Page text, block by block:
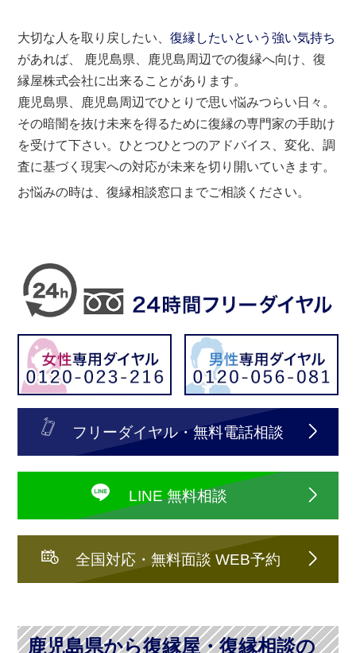
大切な人を取り戻したい、復縁したいという強い気持ち
があれば、 鹿児島県、鹿児島周辺での復縁へ向け、復
縁屋株式会社に出来ることがあります。
鹿児島県、鹿児島周辺でひとりで思い悩みつらい日々。
その暗闇を抜け未来を得るために復縁の専門家の手助け
を受けて下さい。ひとつひとつのアドバイス、変化、調
査に基づく現実への対応が未来を切り開いていきます。
お悩みの時は、復縁相談窓口までご相談ください。
フリーダイヤル・無料電話相談
LINE 無料相談
全国対応・無料面談 WEB予約
鹿児島県から復縁屋・復縁相談の